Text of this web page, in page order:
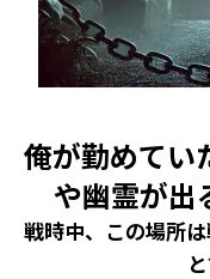
俺が勤めてい
や幽霊が出
戦時中、この場所